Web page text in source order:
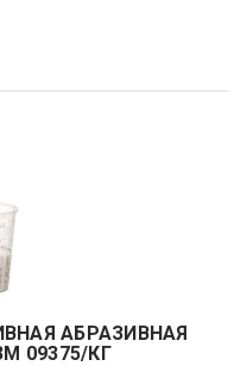
АБРАЗИВНАЯ
09375/КГ